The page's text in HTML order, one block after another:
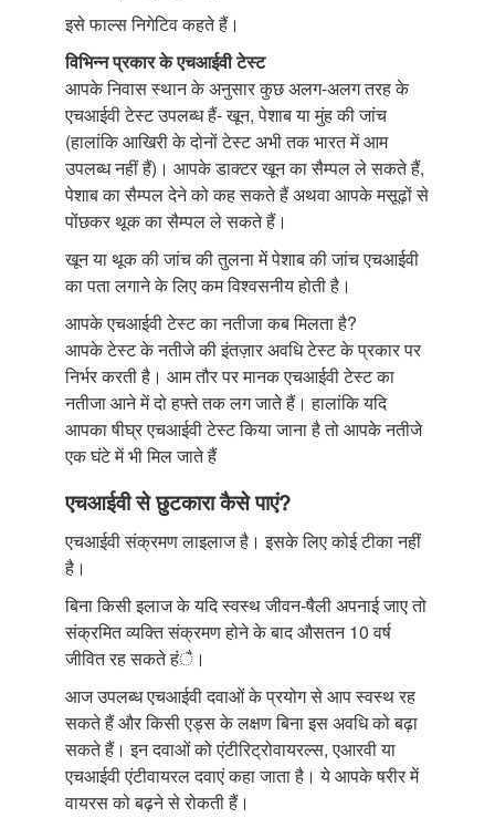
इसे फाल्स निगेटिव कहते हैं।
विभिन्न प्रकार के एचआईवी टेस्ट
आपके निवास स्थान के अनुसार कुछ अलग-अलग तरह के
एचआईवी टेस्ट उपलब्ध हैं- खून, पेशाब या मुंह की जांच
(हालांकि आखिरी के दोनों टेस्ट अभी तक भारत में आम
उपलब्ध नहीं हैं)। आपके डाक्टर खून का सैम्पल ले सकते हैं,
पेशाब का सैम्पल देने को कह सकते हैं अथवा आपके मसूढ़ों से
पोंछकर थूक का सैम्पल ले सकते हैं।
खून या थूक की जांच की तुलना में पेशाब की जांच एचआईवी
का पता लगाने के लिए कम विश्वसनीय होती है।
आपके एचआईवी टेस्ट का नतीजा कब मिलता है?
आपके टेस्ट के नतीजे की इंतज़ार अवधि टेस्ट के प्रकार पर
निर्भर करती है। आम तौर पर मानक एचआईवी टेस्ट का
नतीजा आने में दो हफ्ते तक लग जाते हैं। हालांकि यदि
आपका षीघ्र एचआईवी टेस्ट किया जाना है तो आपके नतीजे
एक घंटे में भी मिल जाते हैं
एचआईवी से छुटकारा कैसे पाएं?
एचआईवी संक्रमण लाइलाज है। इसके लिए कोई टीका नहीं
है।
बिना किसी इलाज के यदि स्वस्थ जीवन-षैली अपनाई जाए तो
संक्रमित व्यक्ति संक्रमण होने के बाद औसतन 10 वर्ष
जीवित रह सकते हंै।
आज उपलब्ध एचआईवी दवाओं के प्रयोग से आप स्वस्थ रह
सकते हैं और किसी एड्स के लक्षण बिना इस अवधि को बढ़ा
सकते हैं। इन दवाओं को एंटीरिट्रोवायरल्स, एआरवी या
एचआईवी एंटीवायरल दवाएं कहा जाता है। ये आपके षरीर में
वायरस को बढ़ने से रोकती हैं।